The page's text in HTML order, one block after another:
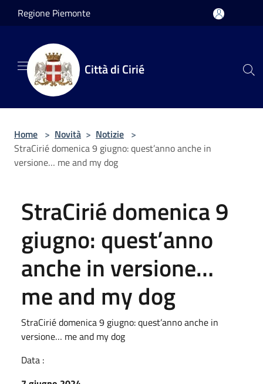
Salta al contenuto principale
Regione Piemonte
Città di Cirié
Home > Novità > Notizie >
StraCirié domenica 9 giugno: quest’anno anche in
versione… me and my dog
StraCirié domenica 9
giugno: quest’anno
anche in versione…
me and my dog
StraCirié domenica 9 giugno: quest’anno anche in
versione… me and my dog
Data :